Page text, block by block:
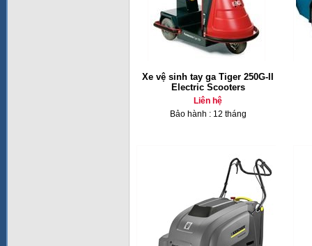
Xe vệ sinh tay ga Tiger 250G-II
Electric Scooters
Liên hệ
Bảo hành : 12 tháng